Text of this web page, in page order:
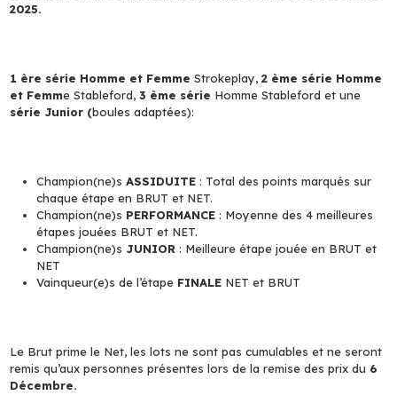
2025.
1 ère série Homme et Femme Strokeplay, 2 ème série Homme
et Femme Stableford, 3 ème série Homme Stableford et une
série Junior (boules adaptées):
Champion(ne)s ASSIDUITE : Total des points marqués sur
chaque étape en BRUT et NET.
Champion(ne)s PERFORMANCE : Moyenne des 4 meilleures
étapes jouées BRUT et NET.
Champion(ne)s JUNIOR : Meilleure étape jouée en BRUT et
NET
Vainqueur(e)s de l’étape FINALE NET et BRUT
Le Brut prime le Net, les lots ne sont pas cumulables et ne seront
remis qu’aux personnes présentes lors de la remise des prix du 6
Décembre.